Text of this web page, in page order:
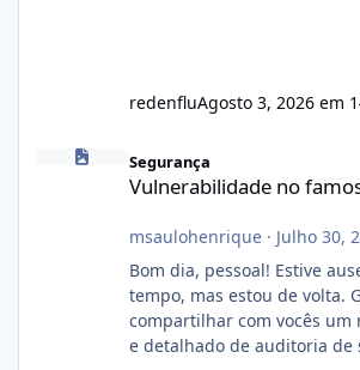
redenfluAgosto 3, 2026 em
Vulnerabilidade no famoso VOX
Segurança
Vulnerabilidade no
msaulohenrique· Julho 30,
Bom dia, pessoal! Estive
tempo, mas estou de volta.
compartilhar com vocês um
e detalhado de auditoria de